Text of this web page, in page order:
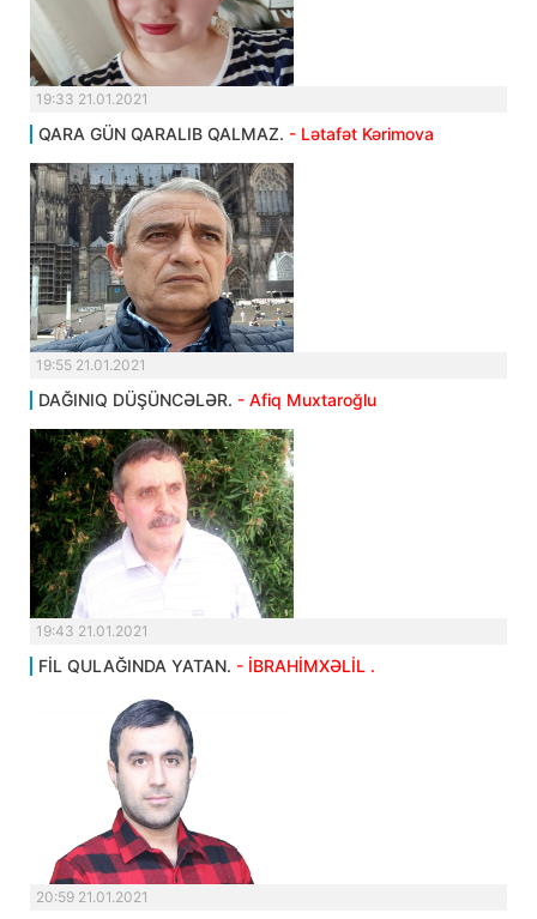
19:33 21.01.2021
QARA GÜN QARALIB QALMAZ. - Lətafət Kərimova
19:55 21.01.2021
DAĞINIQ DÜŞÜNCƏLƏR. - Afiq Muxtaroğlu
19:43 21.01.2021
FİL QULAĞINDA YATAN. - İBRAHİMXƏLİL .
20:59 21.01.2021